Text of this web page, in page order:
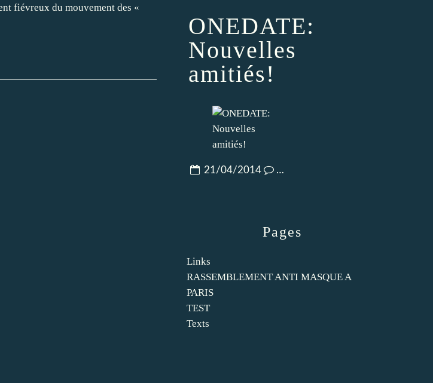
fiévreux du mouvement des «
Pages
Links
RASSEMBLEMENT ANTI MASQUE A
PARIS
TEST
Texts
ONEDATE:
Nouvelles
amitiés!
21/04/2014 …